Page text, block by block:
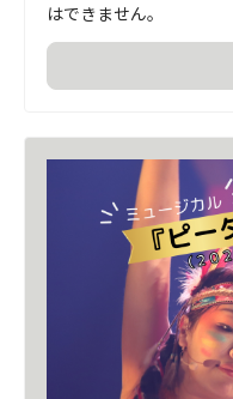
はできません。